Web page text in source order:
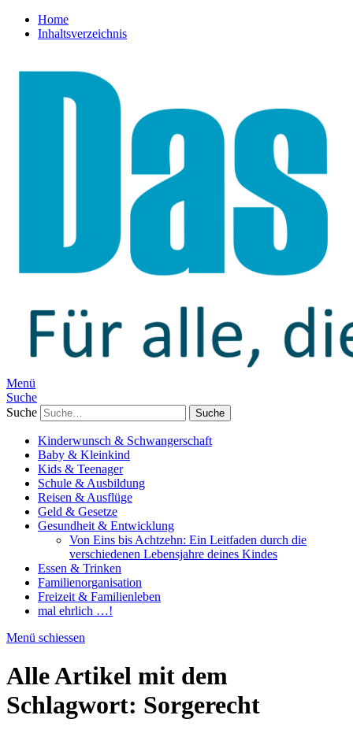
Home
Inhaltsverzeichnis
Menü
Suche
Suche
Kinderwunsch & Schwangerschaft
Baby & Kleinkind
Kids & Teenager
Schule & Ausbildung
Reisen & Ausflüge
Geld & Gesetze
Gesundheit & Entwicklung
Von Eins bis Achtzehn: Ein Leitfaden durch die
verschiedenen Lebensjahre deines Kindes
Essen & Trinken
Familienorganisation
Freizeit & Familienleben
mal ehrlich …!
Menü schiessen
Alle Artikel mit dem
Schlagwort: Sorgerecht